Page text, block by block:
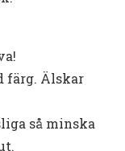
färg. Älskar
så minska